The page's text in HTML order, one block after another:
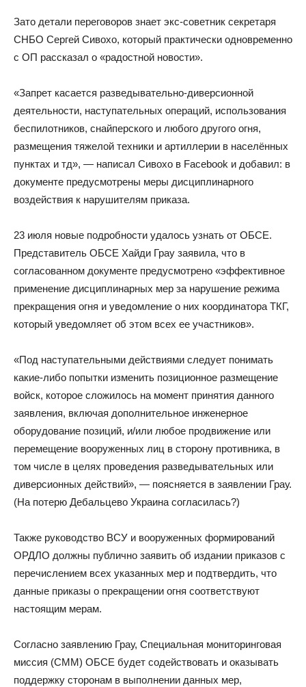
Зато детали переговоров знает экс-советник секретаря
СНБО Сергей Сивохо, который практически одновременно
с ОП рассказал о «радостной новости».
«Запрет касается разведывательно-диверсионной
деятельности, наступательных операций, использования
беспилотников, снайперского и любого другого огня,
размещения тяжелой техники и артиллерии в населённых
пунктах и тд», — написал Сивохо в Facebook и добавил: в
документе предусмотрены меры дисциплинарного
воздействия к нарушителям приказа.
23 июля новые подробности удалось узнать от ОБСЕ.
Представитель ОБСЕ Хайди Грау заявила, что в
согласованном документе предусмотрено «эффективное
применение дисциплинарных мер за нарушение режима
прекращения огня и уведомление о них координатора ТКГ,
который уведомляет об этом всех ее участников».
«Под наступательными действиями следует понимать
какие-либо попытки изменить позиционное размещение
войск, которое сложилось на момент принятия данного
заявления, включая дополнительное инженерное
оборудование позиций, и/или любое продвижение или
перемещение вооруженных лиц в сторону противника, в
том числе в целях проведения разведывательных или
диверсионных действий», — поясняется в заявлении Грау.
(На потерю Дебальцево Украина согласилась?)
Также руководство ВСУ и вооруженных формирований
ОРДЛО должны публично заявить об издании приказов с
перечислением всех указанных мер и подтвердить, что
данные приказы о прекращении огня соответствуют
настоящим мерам.
Согласно заявлению Грау, Специальная мониторинговая
миссия (СММ) ОБСЕ будет содействовать и оказывать
поддержку сторонам в выполнении данных мер,